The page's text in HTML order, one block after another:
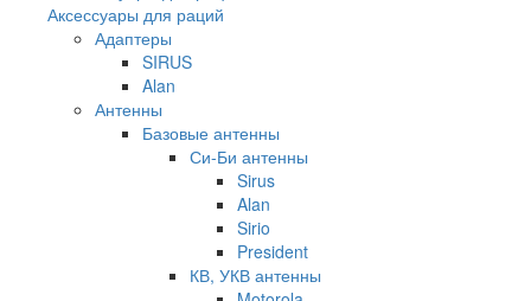
Аксессуары для раций
Адаптеры
SIRUS
Alan
Антенны
Базовые антенны
Си-Би антенны
Sirus
Alan
Sirio
President
КВ, УКВ антенны